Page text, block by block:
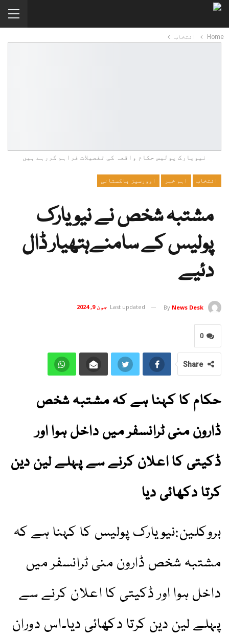
Home انتخاب
نیویارک پولیس حکام واقعہ کی تفصیلات فراہم کررہے ہیں
انتخاب اہم خبر اوورسیز پاکستانی
مشتبہ شخص نے نیویارک
پولیس کے سامنےہتھیار ڈال
دئیے
By News Desk
Last updated جون 9, 2024
0
Share
حکام کا کہنا ہے کہ مشتبہ شخص
ڈارون منی ٹرانسفر میں داخل ہوا اور
ڈکیتی کا اعلان کرنے سے پہلے لین دین
کرتا دکھائی دیا
بروکلین:نیویارک پولیس کا کہنا ہے کہ
مشتبہ شخص ڈارون منی ٹرانسفر میں
داخل ہوا اور ڈکیتی کا اعلان کرنے سے
پہلے لین دین کرتا دکھائی دیا۔اس دوران